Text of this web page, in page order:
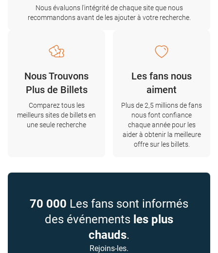
Nous évaluons l'intégrité de chaque site que nous
recommandons avant de les ajouter à votre recherche.
Nous Trouvons
Plus de Billets
Comparez tous les
meilleurs sites de billets en
une seule recherche
Les fans nous
aiment
Plus de 2,5 millions de fans
nous font confiance
chaque année pour les
aider à obtenir la meilleure
offre sur les billets.
70 000 Les fans sont informés
des événements les plus
chauds.
Rejoins-les.